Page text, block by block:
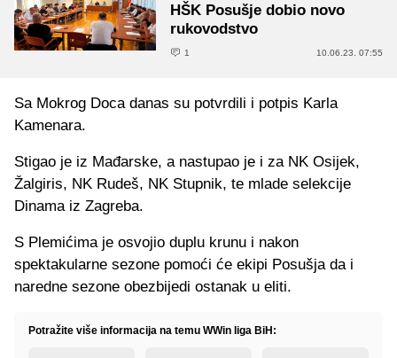
HŠK Posušje dobio novo
rukovodstvo
1 10.06.23. 07:55
Sa Mokrog Doca danas su potvrdili i potpis Karla
Kamenara.
Stigao je iz Mađarske, a nastupao je i za NK Osijek,
Žalgiris, NK Rudeš, NK Stupnik, te mlade selekcije
Dinama iz Zagreba.
S Plemićima je osvojio duplu krunu i nakon
spektakularne sezone pomoći će ekipi Posušja da i
naredne sezone obezbijedi ostanak u eliti.
Potražite više informacija na temu WWin liga BiH: